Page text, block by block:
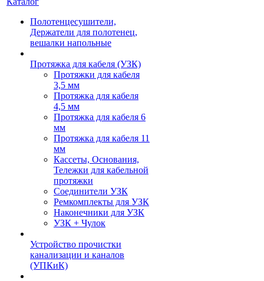
Полотенцесушители,
Держатели для полотенец,
вешалки напольные
Протяжка для кабеля (УЗК)
Протяжки для кабеля
3,5 мм
Протяжка для кабеля
4,5 мм
Протяжка для кабеля 6
мм
Протяжка для кабеля 11
мм
Кассеты, Основания,
Тележки для кабельной
протяжки
Соединители УЗК
Ремкомплекты для УЗК
Наконечники для УЗК
УЗК + Чулок
Устройство прочистки
канализации и каналов
(УПКиК)